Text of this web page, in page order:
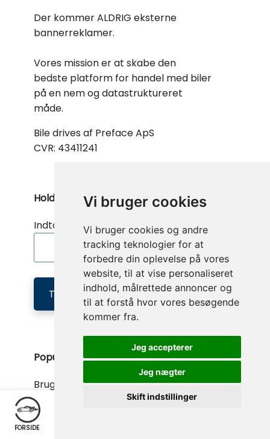
Vi bruger cookies
Vi bruger cookies og andre
tracking teknologier for at
forbedre din oplevelse på vores
website, til at vise personaliseret
indhold, målrettede annoncer og
til at forstå hvor vores besøgende
kommer fra.
Jeg accepterer
Jeg nægter
Skift indstillinger
FORSIDE
Der kommer ALDRIG eksterne
bannerreklamer.
Vores mission er at skabe den
bedste platform for handel med biler
på en nem og datastruktureret
måde.
Bile drives af Preface ApS
CVR: 43411241
Hold dig opdateret
Indtast email:
Tilmeld nyheder
Populære kategorier
Brugte biler
Brugt elbil
Brugt stationcar